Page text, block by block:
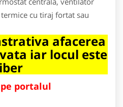
cu tiraj fortat sau
afacerea
iar locul este
portalul